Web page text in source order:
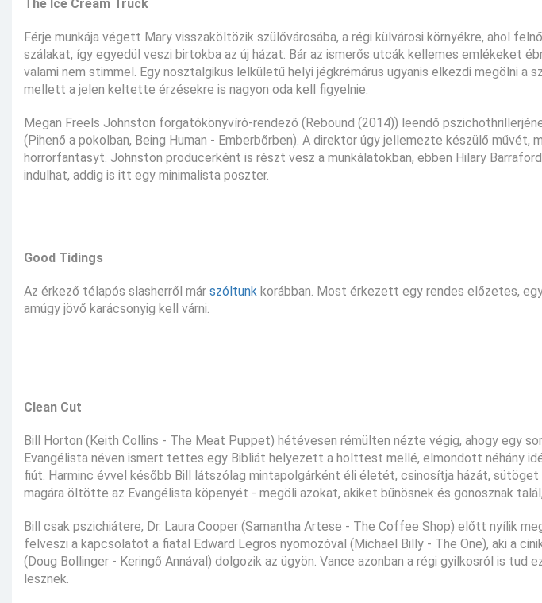
The Ice Cream Truck
Férje munkája végett Mary visszaköltözik szülővárosába, a régi külvárosi környékre, ahol
szálakat, így egyedül veszi birtokba az új házat. Bár az ismerős utcák kellemes emlékeket
valami nem stimmel. Egy nosztalgikus lelkületű helyi jégkrémárus ugyanis elkezdi megölni a
mellett a jelen keltette érzésekre is nagyon oda kell figyelnie.
Megan Freels Johnston forgatókönyvíró-rendező (Rebound (2014)) leendő
(Pihenő a pokolban, Being Human - Emberbőrben). A direktor úgy jellemezte készülő művét,
horrorfantasyt. Johnston producerként is részt vesz a munkálatokban, ebben Hilary
indulhat, addig is itt egy minimalista poszter.
Good Tidings
Az érkező télapós slasherről már szóltunk korábban. Most érkezett egy rendes előzetes,
amúgy jövő karácsonyig kell várni.
Clean Cut
Bill Horton (Keith Collins - The Meat Puppet) hétévesen rémülten nézte végig, ahogy egy
Evangélista néven ismert tettes egy Bibliát helyezett a holttest mellé, elmondott néhány
fiút. Harminc évvel később Bill látszólag mintapolgárként éli életét, csinosítja házát,
magára öltötte az Evangélista köpenyét - megöli azokat, akiket bűnösnek és gonosznak
Bill csak pszichiátere, Dr. Laura Cooper (Samantha Artese - The Coffee Shop) előtt nyílik
felveszi a kapcsolatot a fiatal Edward Legros nyomozóval (Michael Billy - The One), aki a
(Doug Bollinger - Keringő Annával) dolgozik az ügyön. Vance azonban a régi gyilkosról is tud
lesznek.